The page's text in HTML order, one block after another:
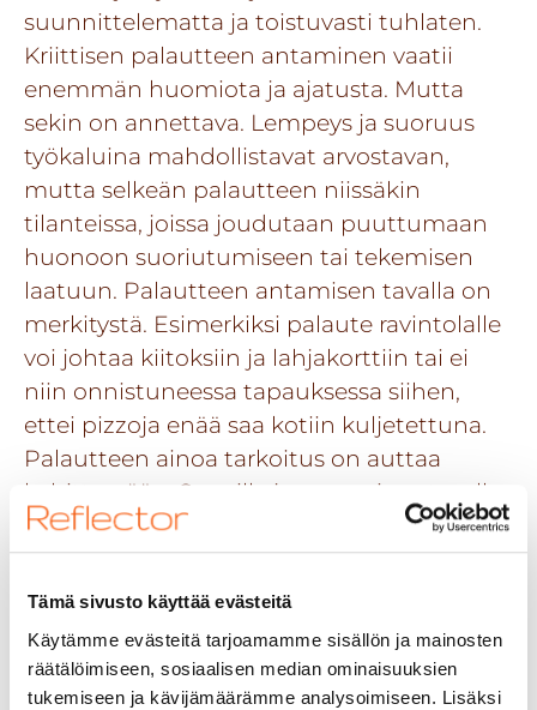
Tämä sivusto käyttää evästeitä
Käytämme evästeitä tarjoamamme sisällön ja mainosten
räätälöimiseen, sosiaalisen median ominaisuuksien
tukemiseen ja kävijämäärämme analysoimiseen. Lisäksi
suunnittelematta ja toistuvasti tuhlaten.
Kriittisen palautteen antaminen vaatii
enemmän huomiota ja ajatusta. Mutta
sekin on annettava. Lempeys ja suoruus
työkaluina mahdollistavat arvostavan,
mutta selkeän palautteen niissäkin
tilanteissa, joissa joudutaan puuttumaan
huonoon suoriutumiseen tai tekemisen
laatuun. Palautteen antamisen tavalla on
merkitystä. Esimerkiksi palaute ravintolalle
voi johtaa kiitoksiin ja lahjakorttiin tai ei
niin onnistuneessa tapauksessa siihen,
ettei pizzoja enää saa kotiin kuljetettuna.
Palautteen ainoa tarkoitus on auttaa
kehittymään. Sanoilla ja sanomisen tavalla
on merkitystä.
Palautteen antaminen ei ole ainoastaan
esihenkilöiden ja auktoriteettien vastuulla.
Eikä sen pitäisi olla kenenkään vastuulla,
vaan kaikkien ilo ja etuoikeus. Voit auttaa